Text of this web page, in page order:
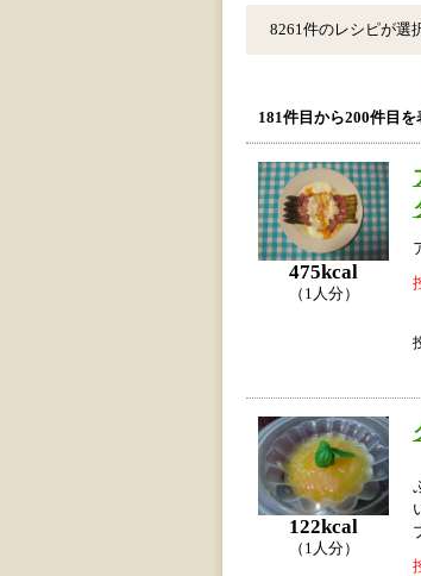
8261件のレシピが選
181件目から200件目を
475kcal
（1人分）
122kcal
（1人分）